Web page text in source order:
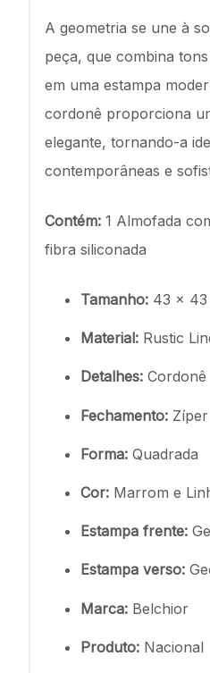
A geometria se une à
peça, que combina
em uma estampa
cordonê proporciona
elegante, tornando-a
contemporâneas e
Contém: 1 Almofada
fibra siliconada
Tamanho: 43 x 43
Material: Rustic
Detalhes: Cordonê
Fechamento:
Forma: Quadrada
Cor: Marrom e
Estampa frente:
Estampa verso:
Marca: Belchior
Produto: Nacional